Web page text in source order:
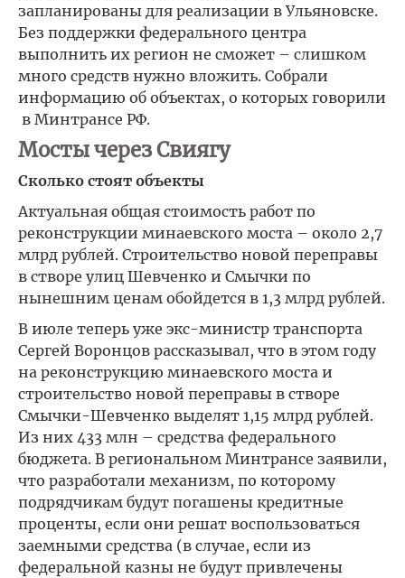
запланированы для реализации в Ульяновске.
Без поддержки федерального центра
выполнить их регион не сможет – слишком
много средств нужно вложить. Собрали
информацию об объектах, о которых говорили
в Минтрансе РФ.
Мосты через Свиягу
Сколько стоят объекты
Актуальная общая стоимость работ по
реконструкции минаевского моста – около 2,7
млрд рублей. Строительство новой переправы
в створе улиц Шевченко и Смычки по
нынешним ценам обойдется в 1,3 млрд рублей.
В июле теперь уже экс-министр транспорта
Сергей Воронцов рассказывал, что в этом году
на реконструкцию минаевского моста и
строительство новой переправы в створе
Смычки-Шевченко выделят 1,15 млрд рублей.
Из них 433 млн – средства федерального
бюджета. В региональном Минтрансе заявили,
что разработали механизм, по которому
подрядчикам будут погашены кредитные
проценты, если они решат воспользоваться
заемными средства (в случае, если из
федеральной казны не будут привлечены